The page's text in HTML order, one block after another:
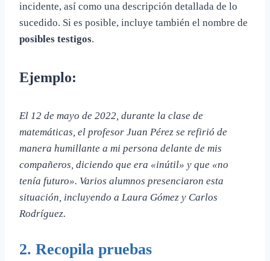
incidente, así como una descripción detallada de lo
sucedido. Si es posible, incluye también el nombre de
posibles testigos.
Ejemplo:
El 12 de mayo de 2022, durante la clase de
matemáticas, el profesor Juan Pérez se refirió de
manera humillante a mi persona delante de mis
compañeros, diciendo que era «inútil» y que «no
tenía futuro». Varios alumnos presenciaron esta
situación, incluyendo a Laura Gómez y Carlos
Rodríguez.
2. Recopila pruebas